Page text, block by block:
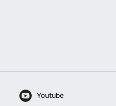
Youtube